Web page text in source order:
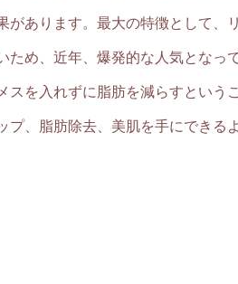
があります。最大の特徴として、
ため、近年、爆発的な人気となっ
スを入れずに脂肪を減らすという
、脂肪除去、美肌を手にできる